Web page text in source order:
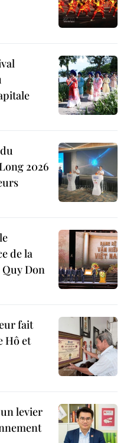
2026
de la
Don
fait
Hô et
levier